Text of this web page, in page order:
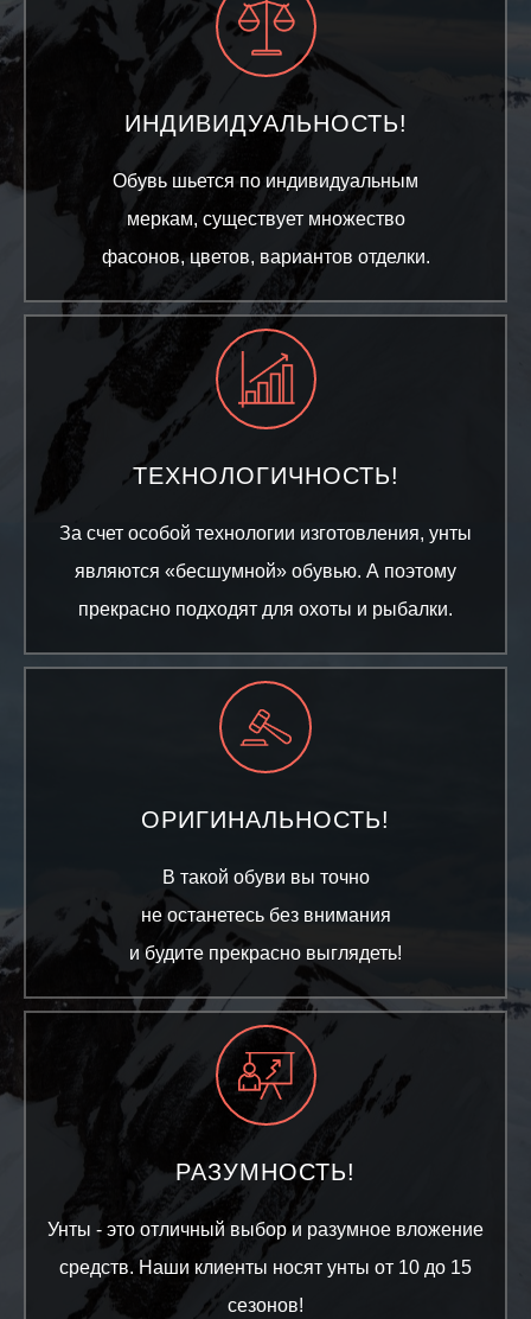
ИНДИВИДУАЛЬНОСТЬ!
Обувь шьется по индивидуальным
меркам, существует множество
фасонов, цветов, вариантов отделки.
ТЕХНОЛОГИЧНОСТЬ!
За счет особой технологии изготовления, унты
являются «бесшумной» обувью. А поэтому
прекрасно подходят для охоты и рыбалки.
ОРИГИНАЛЬНОСТЬ!
В такой обуви вы точно
не останетесь без внимания
и будите прекрасно выглядеть!
РАЗУМНОСТЬ!
Унты - это отличный выбор и разумное вложение
средств. Наши клиенты носят унты от 10 до 15
сезонов!